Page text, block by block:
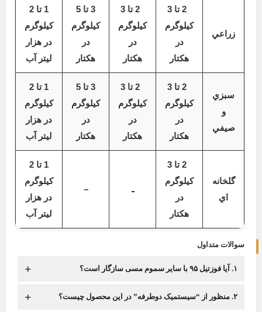
زراعي
2 تا 3
کيلوگرم
در
هکتار
2 تا 3
کيلوگرم
در
هکتار
3 تا 5
کيلوگرم
در
هکتار
1 تا 2
کيلوگرم
در هزار
ليتر آب
سبزي
و
صيفي
2 تا 3
کيلوگرم
در
هکتار
2 تا 3
کيلوگرم
در
هکتار
3 تا 5
کيلوگرم
در
هکتار
1 تا 2
کيلوگرم
در هزار
ليتر آب
گلخانه
اي
2 تا 3
کيلوگرم
در
هکتار
ـ –
1 تا 2
کيلوگرم
در هزار
ليتر آب
سوالات متداول
۱. آیا فوزتیل ۹۵ با سایر سموم مسی سازگار است؟ +
۲. منظور از “سیستمیک دوطرفه” در این محصول چیست؟ +